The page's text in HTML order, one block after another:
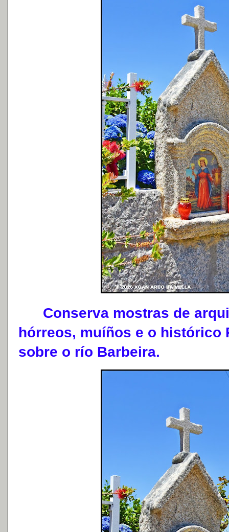
Conserva mostras de
hórreos, muíños e o histórico
sobre o río Barbeira.